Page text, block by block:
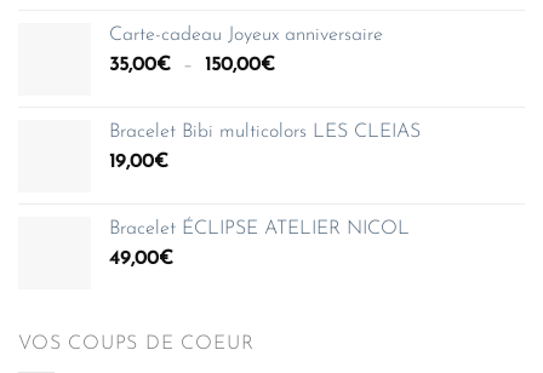
35,00€
à
Carte-cadeau Joyeux anniversaire
35,00€ – 150,00€Plage
35,00€
Bracelet Bibi multicolors LES CLEIAS
19,00€
Bracelet ÉCLIPSE ATELIER NICOL
49,00€
VOS COUPS DE COEUR